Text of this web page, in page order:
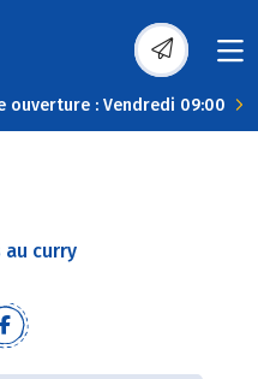
ouverture : Vendredi 09:00
curry